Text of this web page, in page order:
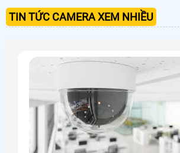
TIN TỨC CAMERA XEM NHIỀU